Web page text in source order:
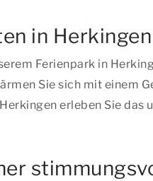
in Herkingen
Ferienpark in
Sie sich mit einem
erleben Sie